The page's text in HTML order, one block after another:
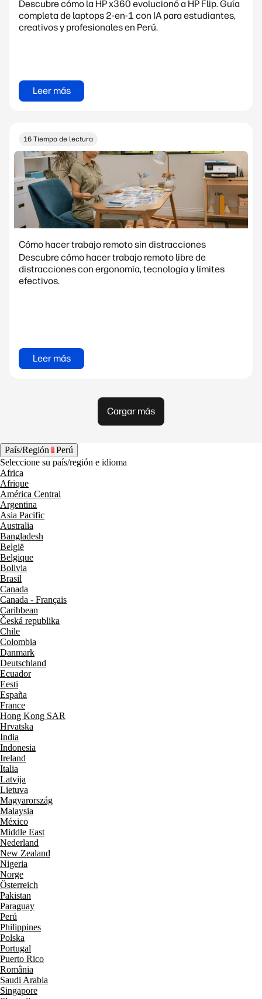
Descubre cómo la HP x360 evolucionó a HP Flip. Guía
completa de laptops 2-en-1 con IA para estudiantes,
creativos y profesionales en Perú.
Leer más
16 Tiempo de lectura
Cómo hacer trabajo remoto sin distracciones
Descubre cómo hacer trabajo remoto libre de
distracciones con ergonomía, tecnología y límites
efectivos.
Leer más
Cargar más
País/Región
Perú
Seleccione su país/región e idioma
Africa
Afrique
América Central
Argentina
Asia Pacific
Australia
Bangladesh
België
Belgique
Bolivia
Brasil
Canada
Canada - Français
Caribbean
Česká republika
Chile
Colombia
Danmark
Deutschland
Ecuador
Eesti
España
France
Hong Kong SAR
Hrvatska
India
Indonesia
Ireland
Italia
Latvija
Lietuva
Magyarország
Malaysia
México
Middle East
Nederland
New Zealand
Nigeria
Norge
Österreich
Pakistan
Paraguay
Perú
Philippines
Polska
Portugal
Puerto Rico
România
Saudi Arabia
Singapore